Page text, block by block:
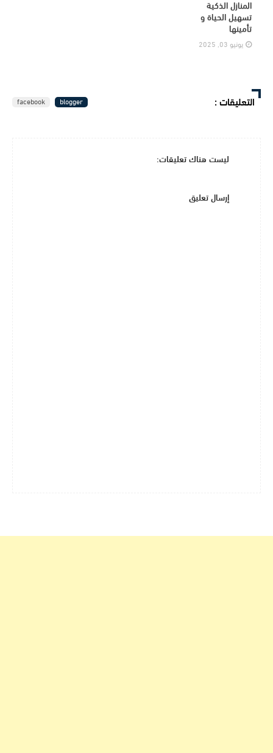
المنازل الذكية
تسهيل الحياة و
تأمينها
يونيو 03, 2025
التعليقات :
blogger
facebook
ليست هناك تعليقات:
إرسال تعليق